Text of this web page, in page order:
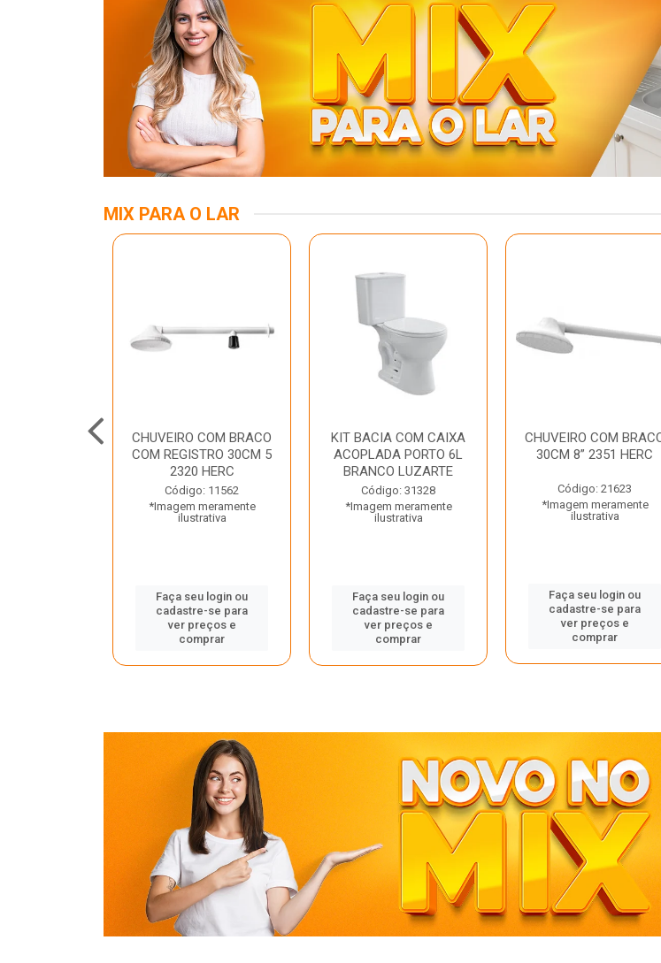
MIX PARA O LAR
CHUVEIRO COM BRACO
COM REGISTRO 30CM 5
2320 HERC
Código: 11562
*Imagem meramente
ilustrativa
Faça seu login ou
cadastre-se para
ver preços e
comprar
KIT BACIA COM CAIXA
ACOPLADA PORTO 6L
BRANCO LUZARTE
Código: 31328
*Imagem meramente
ilustrativa
Faça seu login ou
cadastre-se para
ver preços e
comprar
CHUVEIRO COM
30CM 8” 2351 HERC
Código: 21623
*Imagem meramente
ilustrativa
Faça seu login ou
cadastre-se para
ver preços e
comprar